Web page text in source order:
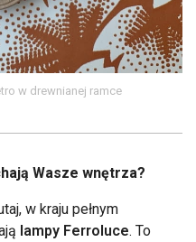
w drewnianej ramce
Wasze wnętrza?
w kraju pełnym
lampy Ferroluce. To